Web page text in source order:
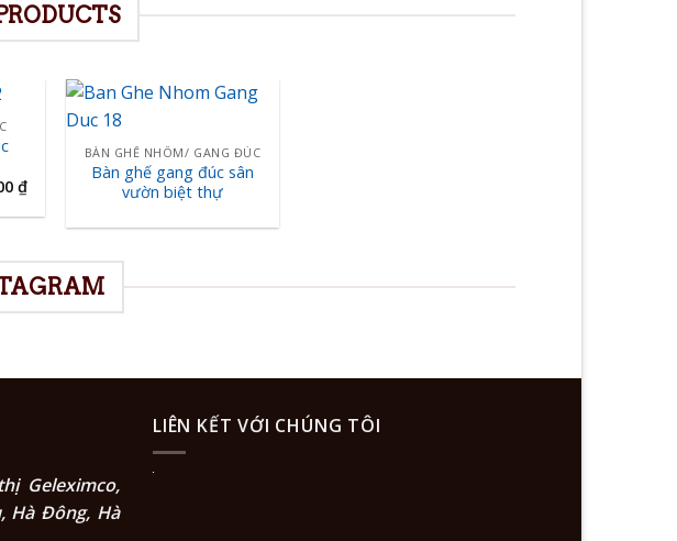
₫
BÀN GHẾ NHÔM/ GANG ĐÚC
Bàn ghế gang đúc sân
vườn biệt thự
Geleximco,
Hà Đông, Hà
LIÊN KẾT VỚI CHÚNG TÔI